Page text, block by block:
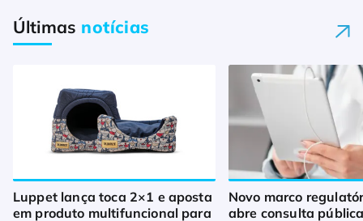
Últimas notícias
Luppet lança toca 2×1 e aposta
em produto multifuncional para
Novo marco
abre consulta